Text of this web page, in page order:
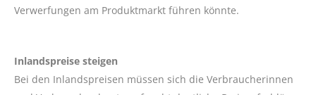
Verwerfungen am Produktmarkt führen könnte.
Inlandspreise steigen
Bei den Inlandspreisen müssen sich die Verbraucherinnen